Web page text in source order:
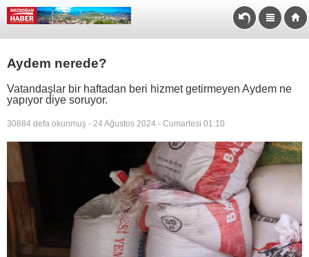
Aydem nerede?
Vatandaşlar bir haftadan beri hizmet getirmeyen Aydem ne
yapıyor diye soruyor.
30884 defa okunmuş - 24 Ağustos 2024 - Cumartesi 01:10